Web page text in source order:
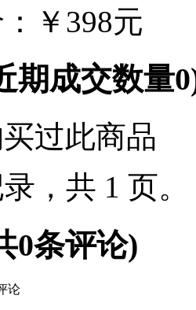
￥398元
期成交数量0
过此商品
，共 1 页。
0条评论)
论